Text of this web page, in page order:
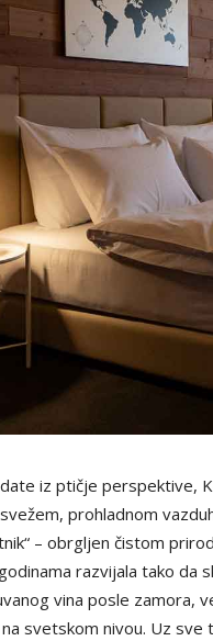
iz ptičje perspektive,
prohladnom
– obrgljen čistom
razvijala tako da
vina posle zamora,
svetskom nivou. Uz